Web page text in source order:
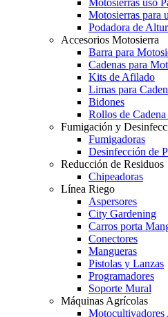
Motosierras para
Podadora de
Accesorios Motosierra
Barra para
Cadenas para
Kits de Afilado
Limas para
Bidones
Rollos de
Fumigación y
Fumigadoras
Desinfección de
Reducción de Residuos
Chipeadoras
Línea Riego
Aspersores
City Gardening
Carros porta
Conectores
Mangueras
Pistolas y Lanzas
Programadores
Soporte Mural
Máquinas Agrícolas
Motocultivadores